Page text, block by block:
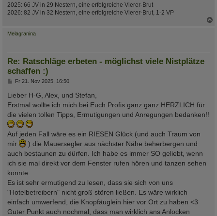
2025: 66 JV in 29 Nestern, eine erfolgreiche Vierer-Brut
2026: 82 JV in 32 Nestern, eine erfolgreiche Vierer-Brut, 1-2 VP
Melagranina
Re: Ratschläge erbeten - möglichst viele Nistplätze
schaffen :)
B
i
r
g
Fr 21. Nov 2025, 16:50
Lieber H-G, Alex, und Stefan,
Erstmal wollte ich mich bei Euch Profis ganz ganz HERZLICH für
die vielen tollen Tipps, Ermutigungen und Anregungen bedanken!!
Auf jeden Fall wäre es ein RIESEN Glück (und auch Traum von
mir
) die Mauersegler aus nächster Nähe beherbergen und
auch bestaunen zu dürfen. Ich habe es immer SO geliebt, wenn
ich sie mal direkt vor dem Fenster rufen hören und tanzen sehen
konnte.
Es ist sehr ermutigend zu lesen, dass sie sich von uns
"Hotelbetreibern" nicht groß stören ließen. Es wäre wirklich
einfach umwerfend, die Knopfäuglein hier vor Ort zu haben <3
Guter Punkt auch nochmal, dass man wirklich ans Anlocken